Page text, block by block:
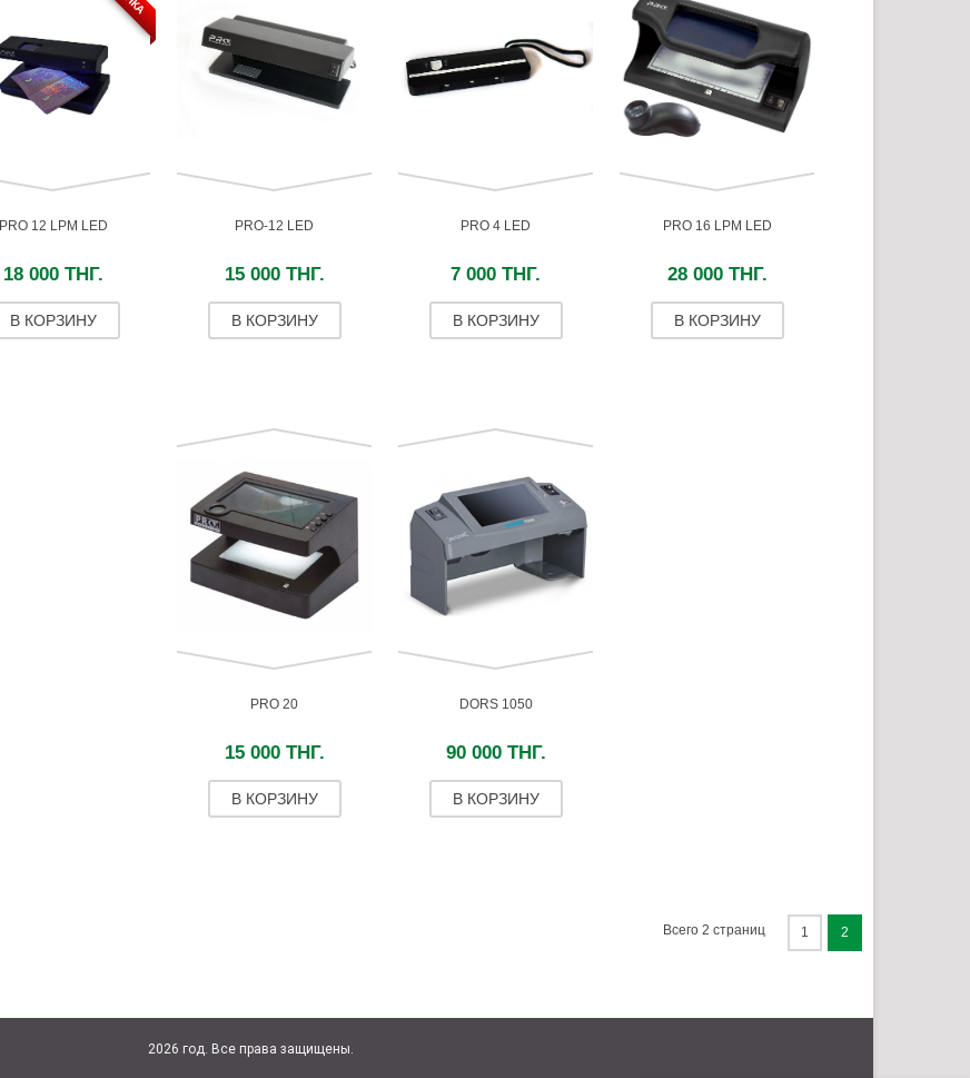
PRO 12 LPM LED
18 000 ТНГ.
В КОРЗИНУ
PRO-12 LED
15 000 ТНГ.
В КОРЗИНУ
PRO 4 LED
7 000 ТНГ.
В КОРЗИНУ
PRO 16 LPM LED
28 000 ТНГ.
В КОРЗИНУ
PRO 20
15 000 ТНГ.
В КОРЗИНУ
DORS 1050
90 000 ТНГ.
В КОРЗИНУ
Всего 2 страниц 1 2
2026 год. Все права защищены.